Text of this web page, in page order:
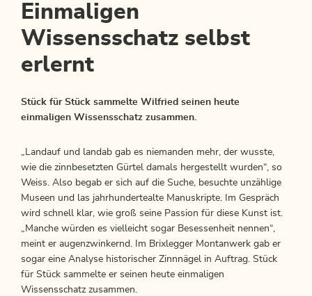
Einmaligen
Wissensschatz selbst
erlernt
Stück für Stück sammelte Wilfried seinen heute
einmaligen Wissensschatz zusammen.
„Landauf und landab gab es niemanden mehr, der wusste,
wie die zinnbesetzten Gürtel damals hergestellt wurden“, so
Weiss. Also begab er sich auf die Suche, besuchte unzählige
Museen und las jahrhundertealte Manuskripte. Im Gespräch
wird schnell klar, wie groß seine Passion für diese Kunst ist.
„Manche würden es vielleicht sogar Besessenheit nennen“,
meint er augenzwinkernd. Im Brixlegger Montanwerk gab er
sogar eine Analyse historischer Zinnnägel in Auftrag. Stück
für Stück sammelte er seinen heute einmaligen
Wissensschatz zusammen.